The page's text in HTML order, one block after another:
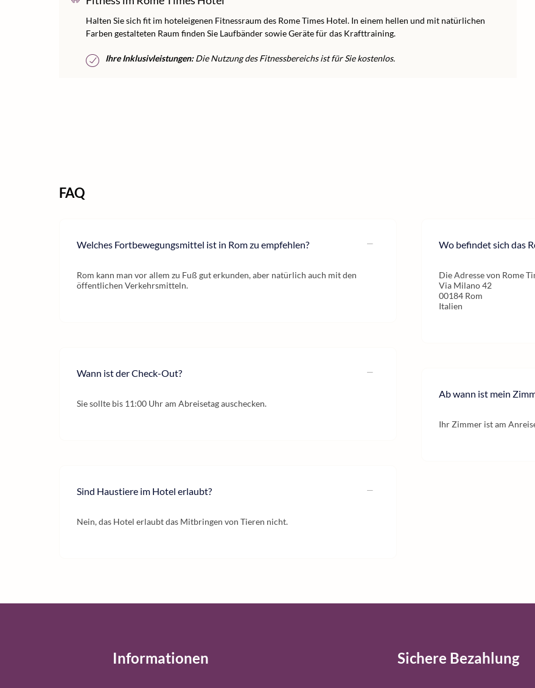
Halten Sie sich fit im hoteleigenen Fitnessraum des Rome Times Hotel. In einem hellen und mit natürlichen
Farben gestalteten Raum finden Sie Laufbänder sowie Geräte für das Krafttraining.
Ihre Inklusivleistungen:Die Nutzung des Fitnessbereichs ist für Sie kostenlos.
FAQ
Welches Fortbewegungsmittel ist in Rom zu empfehlen?
Rom kann man vor allem zu Fuß gut erkunden, aber natürlich auch mit den
öffentlichen Verkehrsmitteln.
Wann ist der Check-Out?
Sie sollte bis 11:00 Uhr am Abreisetag auschecken.
Sind Haustiere im Hotel erlaubt?
Nein, das Hotel erlaubt das Mitbringen von Tieren nicht.
Wo befindet sich das
Die Adresse von Rome
Via Milano 42
00184 Rom
Italien
Ab wann ist mein
Ihr Zimmer ist am
Informationen Sichere Bezahlung